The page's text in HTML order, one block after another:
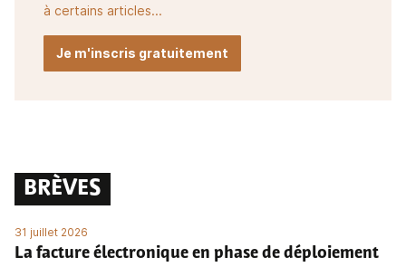
à certains articles...
Je m'inscris gratuitement
BRÈVES
31 juillet 2026
La facture électronique en phase de déploiement